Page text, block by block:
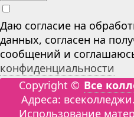
Даю согласие на
данных, согласен на
сообщений и
конфиденциальности
Copyright © Все
Адреса:
Использование